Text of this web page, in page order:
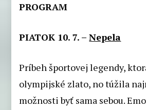
PROGRAM
PIATOK 10. 7. –Nepela
Príbeh športovej legendy,
olympijské zlato, no túžila
možnosti byť sama sebou.